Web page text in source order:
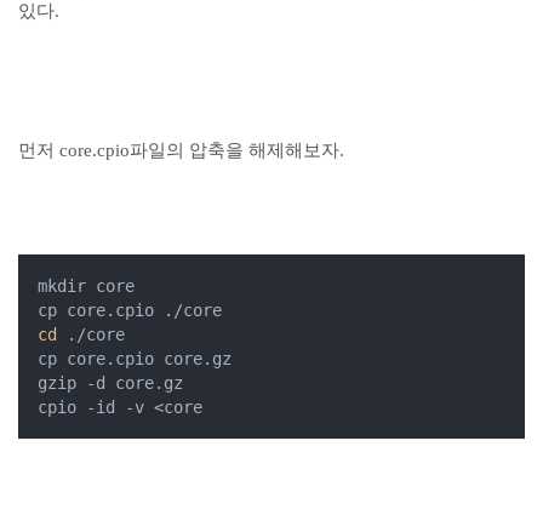
있다.
먼저 core.cpio파일의 압축을 해제해보자.
mkdir core
cd
./core
cp core.cpio core.gz
gzip -d core.gz
cpio -id -v <core